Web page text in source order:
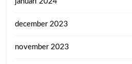
december 2023
november 2023